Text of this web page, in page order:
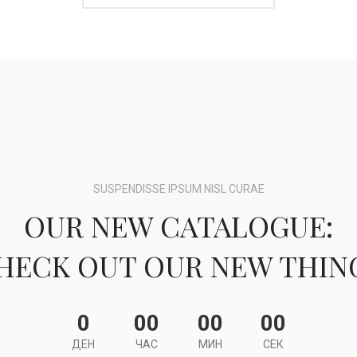
SUSPENDISSE IPSUM NISL CURAE
OUR NEW CATALOGUE:
OUT OUR NEW
0
ДЕН
00
ЧАС
00
МИН
00
СЕК